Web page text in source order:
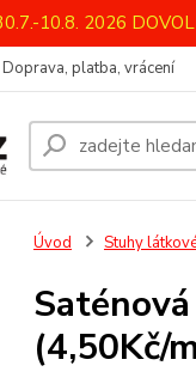
10.8. 2026
Doprava, platba, vrácení
Úvod Stuhy
(4,50Kč/